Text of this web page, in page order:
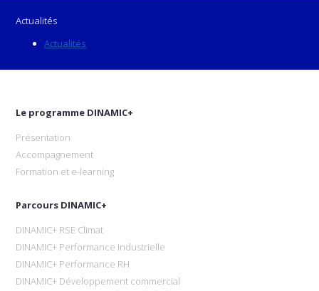
Actualités
Actualités
Le programme DINAMIC+
Présentation
Accompagnement
Formation et e-learning
Parcours DINAMIC+
DINAMIC+ RSE Climat
DINAMIC+ Performance industrielle
DINAMIC+ Performance RH
DINAMIC+ Développement commercial